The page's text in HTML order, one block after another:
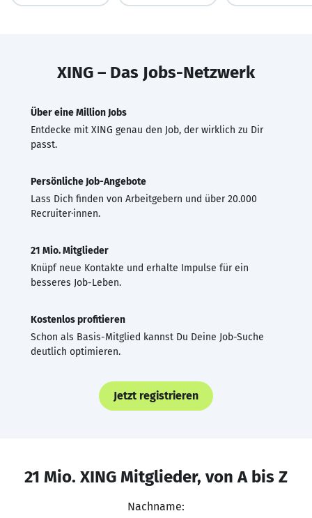
XING – Das Jobs-Netzwerk
Über eine Million Jobs
Entdecke mit XING genau den Job, der wirklich zu Dir
passt.
Persönliche Job-Angebote
Lass Dich finden von Arbeitgebern und über 20.000
Recruiter·innen.
21 Mio. Mitglieder
Knüpf neue Kontakte und erhalte Impulse für ein
besseres Job-Leben.
Kostenlos profitieren
Schon als Basis-Mitglied kannst Du Deine Job-Suche
deutlich optimieren.
Jetzt registrieren
21 Mio. XING Mitglieder, von A bis Z
Nachname: